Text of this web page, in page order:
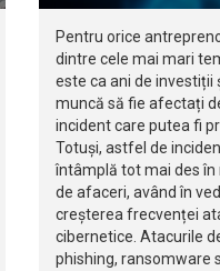
Pentru orice
dintre cele mai mari
este ca ani de investiții
muncă să fie afectați
incident care putea fi
Totuși, astfel de
întâmplă tot mai des în
de afaceri, având în
creșterea frecvenței
cibernetice. Atacurile
phishing, ransomware